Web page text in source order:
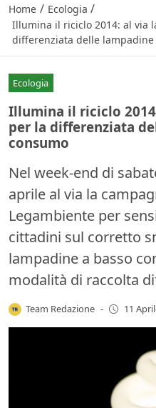
Home / Ecologia /
Illumina il riciclo 2014: al via
differenziata delle lampadine
Ecologia
Illumina il riciclo
per la differenziata
consumo
Nel week-end di
aprile al via la
Legambiente per
cittadini sul corretto
lampadine a basso
modalità di raccolta
Team Redazione - 11